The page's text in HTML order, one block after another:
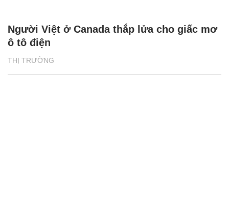
THỊ TRƯỜNG
Người Việt ở Canada thắp lửa cho giấc mơ
ô tô điện